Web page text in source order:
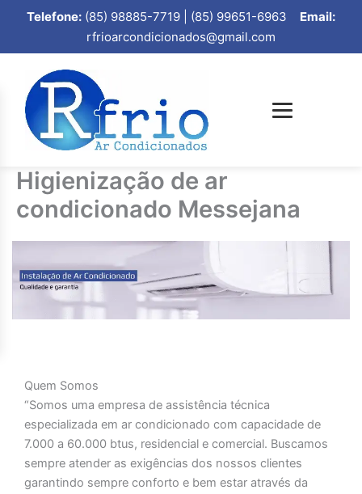
Telefone: (85) 98885-7719 | (85) 99651-6963 Email:
rfrioarcondicionados@gmail.com
Higienização de ar
condicionado Messejana
Quem Somos
“Somos uma empresa de assistência técnica
especializada em ar condicionado com capacidade de
7.000 a 60.000 btus, residencial e comercial. Buscamos
sempre atender as exigências dos nossos clientes
garantindo sempre conforto e bem estar através da